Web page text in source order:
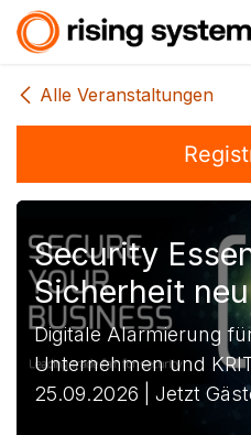
Zum Inhalt springen
Alle Veranstaltungen
Security
Sicherheit
Digitale Alarmierung
Unternehmen und
25.09.2026 | Jetzt